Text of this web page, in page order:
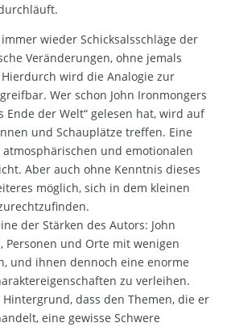
wieder Schicksalsschläge der
Veränderungen, ohne jemals
wird die Analogie zur
Wer schon John Ironmongers
Ende der Welt“ gelesen hat, wird auf
und Schauplätze treffen. Eine
und emotionalen
Aber auch ohne Kenntnis dieses
möglich, sich in dem kleinen
der Stärken des Autors: John
Personen und Orte mit wenigen
und ihnen dennoch eine enorme
zu verleihen.
dass den Themen, die er
eine gewisse Schwere